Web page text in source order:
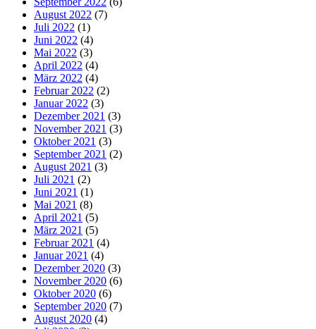
August 2022 (7)
Juli 2022 (1)
Juni 2022 (4)
Mai 2022 (3)
April 2022 (4)
März 2022 (4)
Februar 2022 (2)
Januar 2022 (3)
Dezember 2021 (3)
November 2021 (3)
Oktober 2021 (3)
September 2021 (2)
August 2021 (3)
Juli 2021 (2)
Juni 2021 (1)
Mai 2021 (8)
April 2021 (5)
März 2021 (5)
Februar 2021 (4)
Januar 2021 (4)
Dezember 2020 (3)
November 2020 (6)
Oktober 2020 (6)
September 2020 (7)
August 2020 (4)